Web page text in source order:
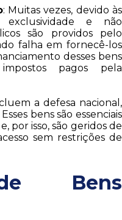
: Muitas vezes, devido às
exclusividade e não
são providos pelo
falha em fornecê-los
desses bens
pagos pela
a defesa nacional,
bens são essenciais
por isso, são geridos de
sem restrições de
Bens